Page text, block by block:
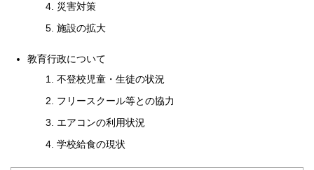
災害対策
施設の拡大
教育行政について
不登校児童・生徒の状況
フリースクール等との協力
エアコンの利用状況
学校給食の現状